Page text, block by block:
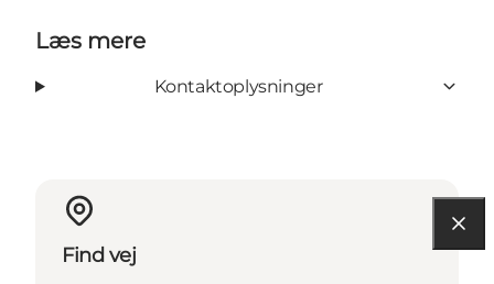
Læs mere
Kontaktoplysninger
Find vej